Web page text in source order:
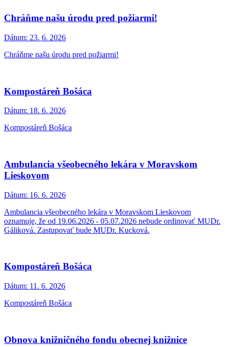
Chráňme našu úrodu pred požiarmi!
Dátum: 23. 6. 2026
Chráňme našu úrodu pred požiarmi!
Kompostáreň Bošáca
Dátum: 18. 6. 2026
Kompostáreň Bošáca
Ambulancia všeobecného lekára v Moravskom
Lieskovom
Dátum: 16. 6. 2026
Ambulancia všeobecného lekára v Moravskom Lieskovom
oznamuje, že od 19.06.2026 - 05.07.2026 nebude ordinovať MUDr.
Gáliková. Zastupovať bude MUDr. Kucková.
Kompostáreň Bošáca
Dátum: 11. 6. 2026
Kompostáreň Bošáca
Obnova knižničného fondu obecnej knižnice